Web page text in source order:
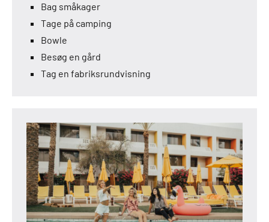
Bag småkager
Tage på camping
Bowle
Besøg en gård
Tag en fabriksrundvisning